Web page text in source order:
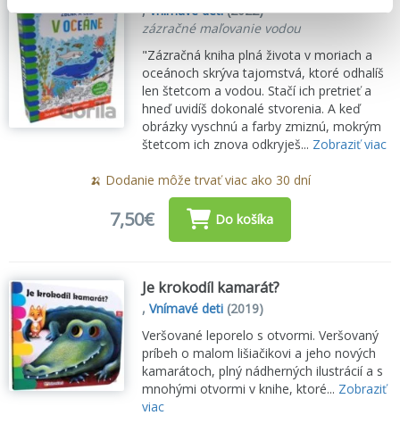
,Vnímavé deti(2022)
zázračné maľovanie vodou
"Zázračná kniha plná života v moriach a
oceánoch skrýva tajomstvá, ktoré odhalíš
len štetcom a vodou. Stačí ich pretrieť a
hneď uvidíš dokonalé stvorenia. A keď
obrázky vyschnú a farby zmiznú, mokrým
štetcom ich znova odkryješ... Zobraziť viac
🍌 Dodanie môže trvať viac ako 30 dní
7,50€ Do košíka
Je krokodíl kamarát?
,Vnímavé deti (2019)
Veršované leporelo s otvormi. Veršovaný
príbeh o malom lišiačikovi a jeho nových
kamarátoch, plný nádherných ilustrácií a s
mnohými otvormi v knihe, ktoré... Zobraziť
viac